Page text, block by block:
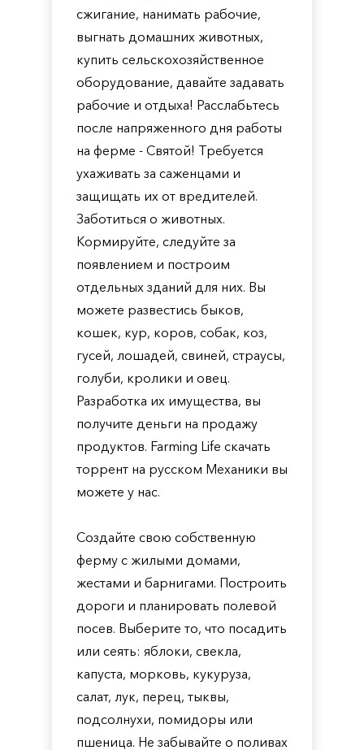
сжигание, нанимать рабочие,
выгнать домашних животных,
купить сельскохозяйственное
оборудование, давайте задавать
рабочие и отдыха! Расслабьтесь
после напряженного дня работы
на ферме - Святой! Требуется
ухаживать за саженцами и
защищать их от вредителей.
Заботиться о животных.
Кормируйте, следуйте за
появлением и построим
отдельных зданий для них. Вы
можете развестись быков,
кошек, кур, коров, собак, коз,
гусей, лошадей, свиней, страусы,
голуби, кролики и овец.
Разработка их имущества, вы
получите деньги на продажу
продуктов. Farming Life скачать
торрент на русском Механики вы
можете у нас.
Создайте свою собственную
ферму с жилыми домами,
жестами и барнигами. Построить
дороги и планировать полевой
посев. Выберите то, что посадить
или сеять: яблоки, свекла,
капуста, морковь, кукуруза,
салат, лук, перец, тыквы,
подсолнухи, помидоры или
пшеница. Не забывайте о поливах